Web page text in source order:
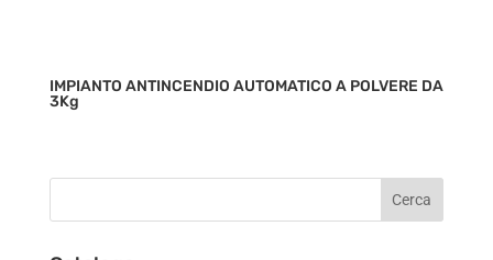
IMPIANTO ANTINCENDIO AUTOMATICO A POLVERE DA
3Kg